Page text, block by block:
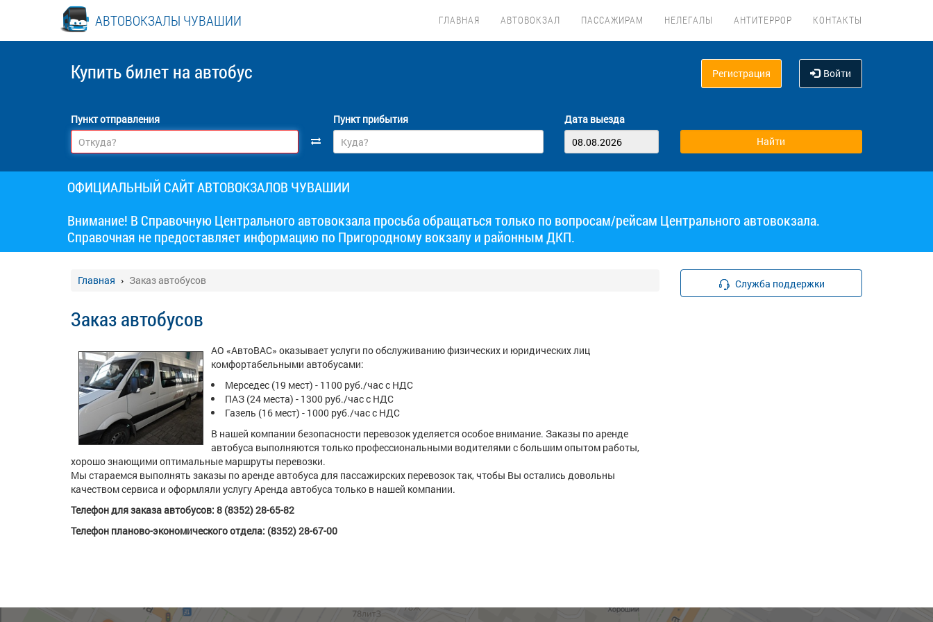
АВТОВОКЗАЛЫ ЧУВАШИИ ГЛАВНАЯ АВТОВОКЗАЛ ПАССАЖИРАМ НЕЛЕГАЛЫ АНТИТЕРРОР КОНТАКТЫ
Купить билет на автобус Регистрация Войти
Пункт отправления Пункт прибытия Дата выезда
ОФИЦИАЛЬНЫЙ САЙТ АВТОВОКЗАЛОВ ЧУВАШИИ
Внимание! В Справочную Центрального автовокзала просьба обращаться только по вопросам/рейсам Центрального автовокзала.
Справочная не предоставляет информацию по Пригородному вокзалу и районным ДКП.
Главная Заказ автобусов
Заказ автобусов
АО «АвтоВАС» оказывает услуги по обслуживанию физических и юридических лиц
комфортабельными автобусами:
Мерседес (19 мест) - 1100 руб./час с НДС
ПАЗ (24 места) - 1300 руб./час с НДС
Газель (16 мест) - 1000 руб./час с НДС
В нашей компании безопасности перевозок уделяется особое внимание. Заказы по аренде
автобуса выполняются только профессиональными водителями с большим опытом работы,
хорошо знающими оптимальные маршруты перевозки.
Мы стараемся выполнять заказы по аренде автобуса для пассажирских перевозок так, чтобы Вы остались довольны
качеством сервиса и оформляли услугу Аренда автобуса только в нашей компании.
Телефон для заказа автобусов: 8 (8352) 28-65-82
Телефон планово-экономического отдела: (8352) 28-67-00
Служба поддержки